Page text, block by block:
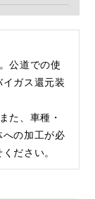
公道での使
ガス還元装
た、車種・
の加工が必
ださい。